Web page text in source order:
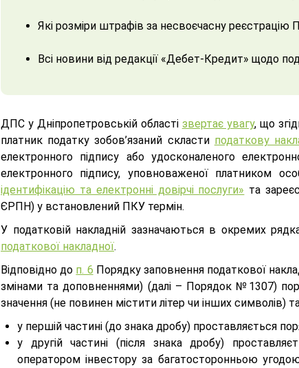
Які розміри штрафів за несвоєчасну
Всі новини від редакції «Дебет-Кредит» щодо
ДПС у Дніпропетровській області звертає увагу, що
платник податку зобов’язаний скласти податкову
електронного підпису або удосконаленого
електронного підпису, уповноваженої платником
ідентифікацію та електронні довірчі послуги» та
ЄРПН) у встановлений ПКУ термін.
У податковій накладній зазначаються в окремих
податкової накладної.
Відповідно до п. 6 Порядку заповнення податкової
змінами та доповненнями) (далі – Порядок №1307)
значення (не повинен містити літер чи інших символів)
у першій частині (до знака дробу) проставляється
у другій частині (після знака дробу)
оператором інвестору за багатосторонньою